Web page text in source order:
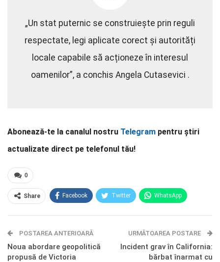
„Un stat puternic se construiește prin reguli
respectate, legi aplicate corect și autorități
locale capabile să acționeze în interesul
oamenilor”, a conchis Angela Cutasevici .
Abonează-te la canalul nostru Telegram pentru știri
actualizate direct pe telefonul tău!
0
Share Facebook Twitter WhatsApp
Telegram OK.ru
POSTAREA ANTERIOARĂ
Noua abordare geopolitică
propusă de Victoria
URMĂTOAREA POSTARE
Incident grav în California:
bărbat înarmat cu